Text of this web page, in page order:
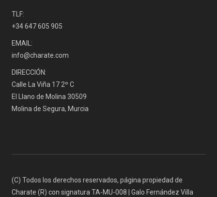
TLF:
+34 647 605 905
EMAIL:
info@charate.com
DIRECCIÓN:
Calle La Viña 17 2º C
El Llano de Molina 30509
Molina de Segura, Murcia
(C) Todos los derechos reservados, página propiedad de
Charate (R) con signatura TA-MU-008 | Galo Fernández Villa